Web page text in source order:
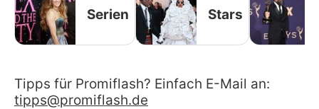
Serien Stars
Tipps für Promiflash? Einfach E-Mail an:
tipps@promiflash.de